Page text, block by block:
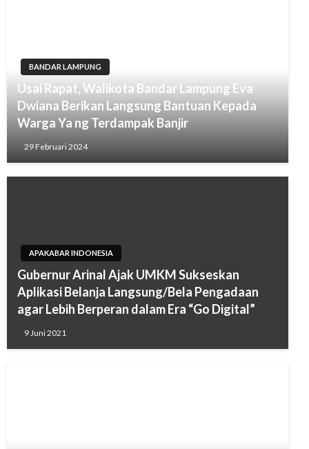
BANDAR LAMPUNG
Usai Rapat, Walikota Bandar Lampung Eva
Dwiana Berikan Langsung Bantuan Kepada
Warga Ya ng Terdampak Banjir
29 Februari 2024
APAKABAR INDONESIA
Gubernur Arinal Ajak UMKM Sukseskan
Aplikasi Belanja Langsung/Bela Pengadaan
agar Lebih Berperan dalam Era “Go Digital”
9 Juni 2021